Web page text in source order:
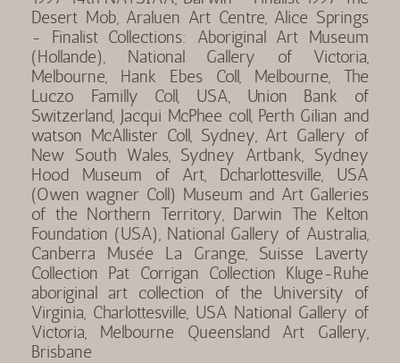
Desert Mob, Araluen Art Centre, Alice Springs
- Finalist Collections: Aboriginal Art Museum
(Hollande), National Gallery of Victoria,
Melbourne, Hank Ebes Coll, Melbourne, The
Luczo Familly Coll, USA, Union Bank of
Switzerland, Jacqui McPhee coll, Perth Gilian and
watson McAllister Coll, Sydney, Art Gallery of
New South Wales, Sydney Artbank, Sydney
Hood Museum of Art, Dcharlottesville, USA
(Owen wagner Coll) Museum and Art Galleries
of the Northern Territory, Darwin The Kelton
Foundation (USA), National Gallery of Australia,
Canberra Musée La Grange, Suisse Laverty
Collection Pat Corrigan Collection Kluge-Ruhe
aboriginal art collection of the University of
Virginia, Charlottesville, USA National Gallery of
Victoria, Melbourne Queensland Art Gallery,
Brisbane